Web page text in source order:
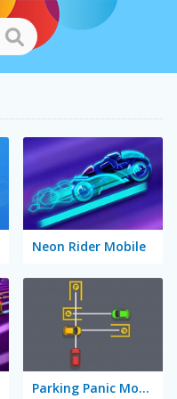
Neon Rider Mobile
Parking Panic Mobile